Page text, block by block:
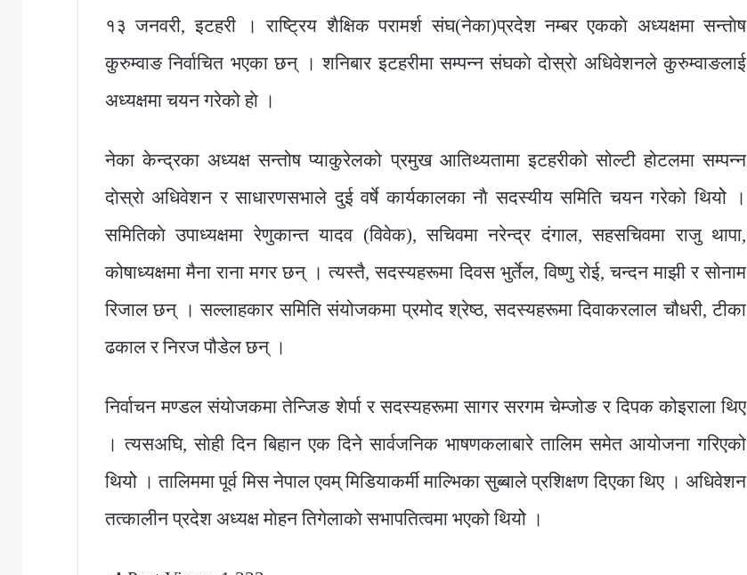
१३ जनवरी, इटहरी । राष्ट्रिय शैक्षिक परामर्श संघ(नेका)प्रदेश नम्बर एककाे अध्यक्षमा सन्ताेष
कुरुम्वाङ निर्वाचित भएका छन् । शनिबार इटहरीमा सम्पन्न संघकाे दाेस्राे अधिवेशनले कुरुम्वाङलाई
अध्यक्षमा चयन गरेको हाे ।
नेका केन्द्रका अध्यक्ष सन्तोष प्याकुरेलको प्रमुख आतिथ्यतामा इटहरीको सोल्टी होटलमा सम्पन्न
दाेस्राे अधिवेशन र साधारणसभाले दुई वर्षे कार्यकालका नाै सदस्यीय समिति चयन गरेको थियोे ।
समितिकाे उपाध्यक्षमा रेणुकान्त यादव (विवेक), सचिवमा नरेन्द्र दंगाल, सहसचिवमा राजु थापा,
कोषाध्यक्षमा मैना राना मगर छन् । त्यस्तै, सदस्यहरूमा दिवस भुर्तेल, विष्णु रोई, चन्दन माझी र सोनाम
रिजाल छन् । सल्लाहकार समिति संयोजकमा प्रमोद श्रेष्ठ, सदस्यहरूमा दिवाकरलाल चौधरी, टीका
ढकाल र निरज पौडेल छन् ।
निर्वाचन मण्डल संयाेजकमा तेन्जिङ शेर्पा र सदस्यहरूमा सागर सरगम चेम्जोङ र दिपक कोइराला थिए
। त्यसअघि, साेही दिन बिहान एक दिने सार्वजनिक भाषणकलाबारे तालिम समेत आयोजना गरिएको
थियोे । तालिममा पूर्व मिस नेपाल एवम् मिडियाकर्मी माल्भिका सुब्बाले प्रशिक्षण दिएका थिए । अधिवेशन
तत्कालीन प्रदेश अध्यक्ष माेहन तिगेलाकाे सभापतित्वमा भएको थियोे ।